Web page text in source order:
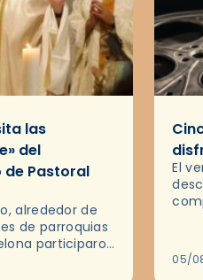
las
del
de Pastoral
alrededor de
de parroquias
participaron
organizadas
El
05/